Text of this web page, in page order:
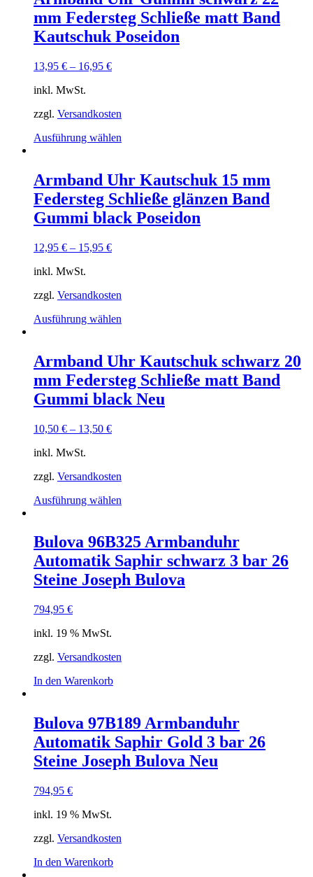
Varianten
auf.
Die
Optionen
werden
mm Federsteg Schließe matt Band
Kautschuk Poseidon
13,95 € – 16,95 €
inkl. MwSt.
zzgl. Versandkosten
Ausführung wählen
mehrere
Varianten
auf.
Die
Optionen
werden
Armband Uhr Kautschuk 15 mm
Federsteg Schließe glänzen Band
Gummi black Poseidon
12,95 € – 15,95 €
inkl. MwSt.
zzgl. Versandkosten
Ausführung wählen
mehrere
Varianten
auf.
Die
Optionen
werden
Armband Uhr Kautschuk schwarz 20
mm Federsteg Schließe matt Band
Gummi black Neu
10,50 € – 13,50 €
inkl. MwSt.
zzgl. Versandkosten
Ausführung wählen
mehrere
Varianten
auf.
Die
Optionen
werden
Bulova 96B325 Armbanduhr
Automatik Saphir schwarz 3 bar 26
Steine Joseph Bulova
794,95 €
inkl. 19 % MwSt.
zzgl. Versandkosten
In den Warenkorb
Bulova 97B189 Armbanduhr
Automatik Saphir Gold 3 bar 26
Steine Joseph Bulova Neu
794,95 €
inkl. 19 % MwSt.
zzgl. Versandkosten
In den Warenkorb